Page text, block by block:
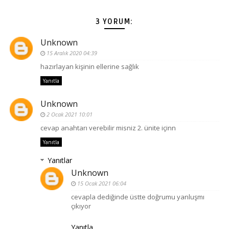
3 YORUM:
Unknown
15 Aralık 2020 04:39
hazırlayan kişinin ellerine sağlık
Yanıtla
Unknown
2 Ocak 2021 10:01
cevap anahtarı verebilir misniz 2. ünite içinn
Yanıtla
Yanıtlar
Unknown
15 Ocak 2021 06:04
cevapla dediğinde üstte doğrumu yanluşmı
çıkıyor